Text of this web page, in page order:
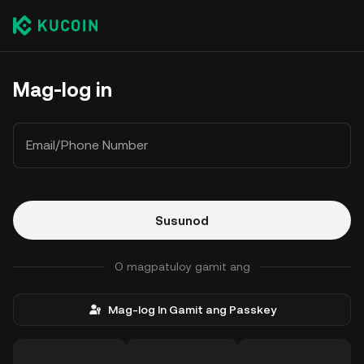
Mag-log in
Email/Phone Number
Susunod
O magpatuloy gamit ang
Mag-log In Gamit ang Passkey